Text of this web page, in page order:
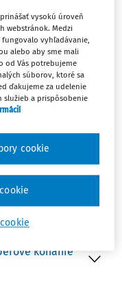
zverejní na
konania
hranice
konanie
vysokú úroveň
webstránok. Medzi
vyhľadávanie,
alebo aby sme mali
od Vás potrebujeme
súborov, ktoré sa
ďakujeme za udelenie
služieb a prispôsobenie
cookie